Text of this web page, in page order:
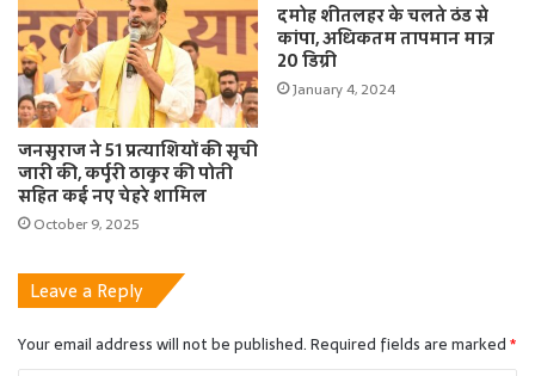
जनसुराज ने 51 प्रत्याशियों की सूची
जारी की, कर्पूरी ठाकुर की पोती
सहित कई नए चेहरे शामिल
October 9, 2025
दमोह शीतलहर के चलते ठंड से
कांपा, अधिकतम तापमान मात्र
20 डिग्री
January 4, 2024
Leave a Reply
Your email address will not be published.Required fields are marked*